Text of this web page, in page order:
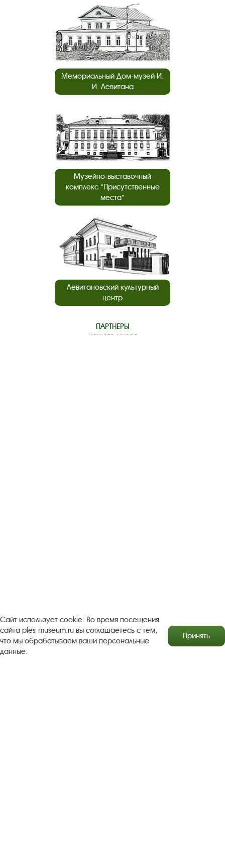
Мемориальный Дом-музей И.
И. Левитана
Музейно-выставочный
комплекс “Присутственные
места”
Левитановский культурный
центр
ПАРТНЕРЫ
нашего музея
Антикоррупционная деятельность
Сайт использует cookie. Во время посещения
сайта ples-museum.ru вы соглашаетесь с тем,
что мы обрабатываем ваши персональные
данные.
Принять